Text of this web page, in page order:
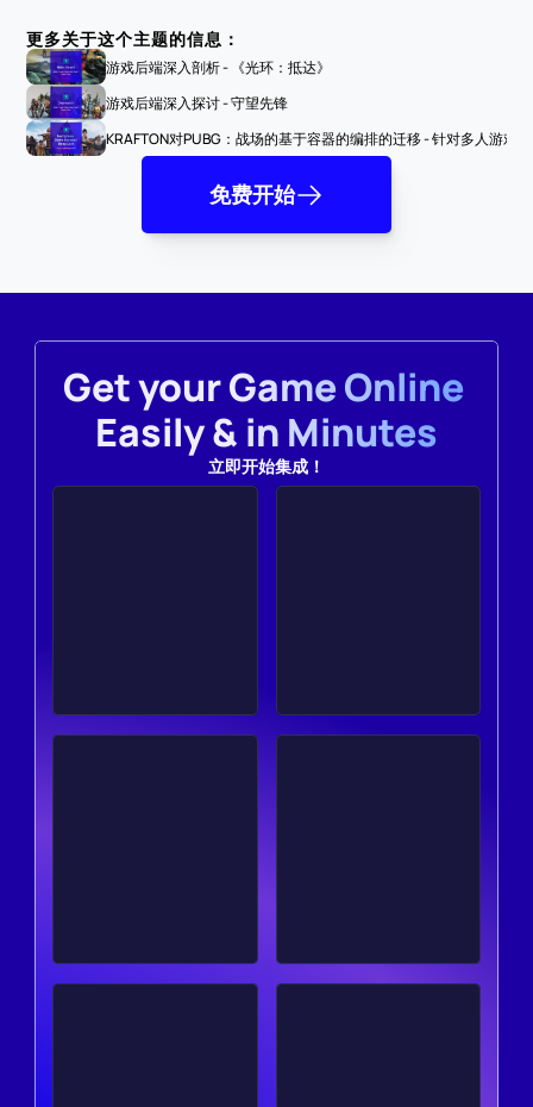
更多关于这个主题的信息：
游戏后端深入剖析 - 《光环：抵达》
游戏后端深入探讨 - 守望先锋
KRAFTON对PUBG：战场的基于容器的编排的迁移 - 针对多人游戏
免费开始
Get your Game Online
Easily & in Minutes
立即开始集成！